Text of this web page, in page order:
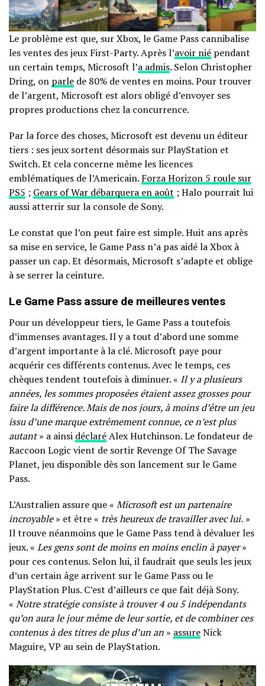
Le problème est que, sur Xbox, le Game Pass cannibalise
les ventes des jeux First-Party. Après l’avoir nié pendant
un certain temps, Microsoft l’a admis. Selon Christopher
Dring, on parle de 80% de ventes en moins. Pour trouver
de l’argent, Microsoft est alors obligé d’envoyer ses
propres productions chez la concurrence.
Par la force des choses, Microsoft est devenu un éditeur
tiers : ses jeux sortent désormais sur PlayStation et
Switch. Et cela concerne même les licences
emblématiques de l’Americain. Forza Horizon 5 roule sur
PS5 ; Gears of War débarquera en août ; Halo pourrait lui
aussi atterrir sur la console de Sony.
Le constat que l’on peut faire est simple. Huit ans après
sa mise en service, le Game Pass n’a pas aidé la Xbox à
passer un cap. Et désormais, Microsoft s’adapte et oblige
à se serrer la ceinture.
Le Game Pass assure de meilleures ventes
Pour un développeur tiers, le Game Pass a toutefois
d’immenses avantages. Il y a tout d’abord une somme
d’argent importante à la clé. Microsoft paye pour
acquérir ces différents contenus. Avec le temps, ces
chèques tendent toutefois à diminuer. « Il y a plusieurs
années, les sommes proposées étaient assez grosses pour
faire la différence. Mais de nos jours, à moins d’être un jeu
issu d’une marque extrêmement connue, ce n’est plus
autant» a ainsi déclaréAlex Hutchinson. Le fondateur de
Raccoon Logic vient de sortir Revenge Of The Savage
Planet, jeu disponible dès son lancement sur le Game
Pass.
L’Australien assure que « Microsoft est un partenaire
incroyable» et être « très heureux de travailler avec lui. »
Il trouve néanmoins que le Game Pass tend à dévaluer les
jeux. « Les gens sont de moins en moins enclin à payer»
pour ces contenus. Selon lui, il faudrait que seuls les jeux
d’un certain âge arrivent sur le Game Pass ou le
PlayStation Plus. C’est d’ailleurs ce que fait déjà Sony.
« Notre stratégie consiste à trouver 4 ou 5 indépendants
qu’on aura le jour même de leur sortie, et de combiner ces
contenus à des titres de plus d’un an » assureNick
Maguire, VP au sein de PlayStation.